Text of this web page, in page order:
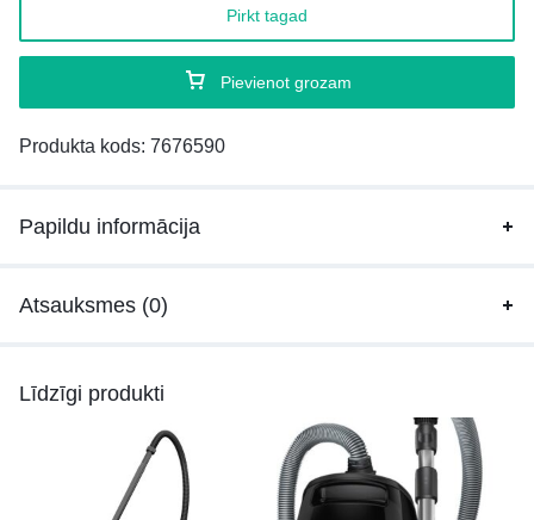
Pievienot grozam
Pirkt tagad
Produkta kods: 7676590
Papildu informācija
Atsauksmes (0)
Līdzīgi produkti